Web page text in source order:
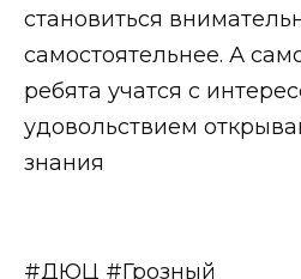
становиться
самостоятельнее. А
ребята учатся с
удовольствием
знания
#ДЮЦ #Грозный